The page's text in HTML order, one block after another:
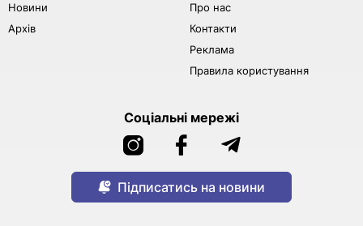
Новини
Архів
Про нас
Контакти
Реклама
Правила користування
Соціальні мережі
Підписатись на новини